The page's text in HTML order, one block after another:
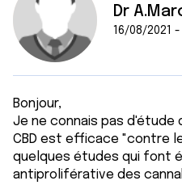
Dr
16/08/2021 -
Bonjour,
Je ne connais pas d'étude
CBD est efficace "contre
quelques études qui font
antiproliférative des